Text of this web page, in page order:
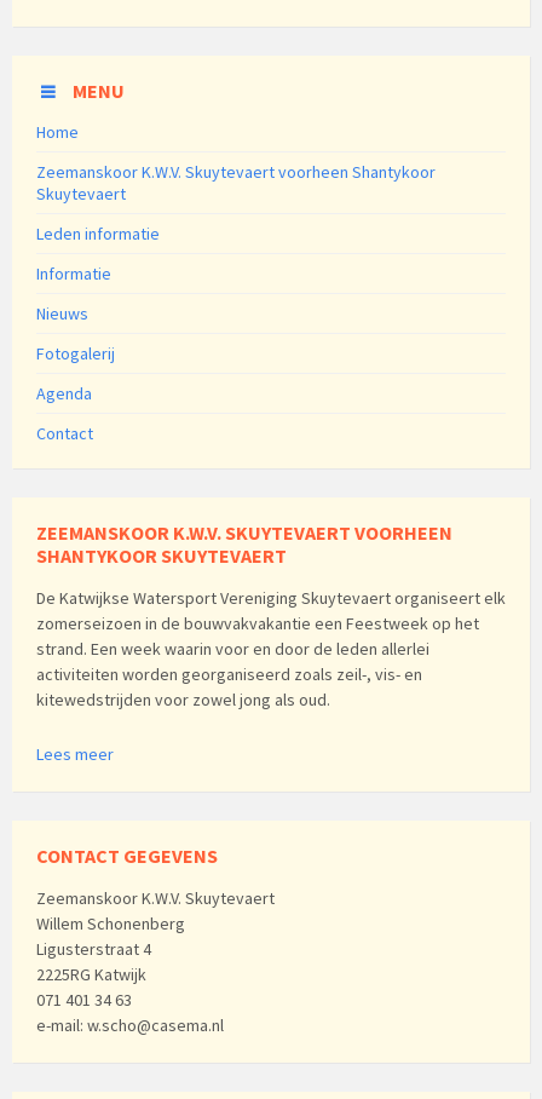
MENU
Home
Zeemanskoor K.W.V. Skuytevaert voorheen Shantykoor
Skuytevaert
Leden informatie
Informatie
Nieuws
Fotogalerij
Agenda
Contact
ZEEMANSKOOR K.W.V. SKUYTEVAERT VOORHEEN
SHANTYKOOR SKUYTEVAERT
De Katwijkse Watersport Vereniging Skuytevaert organiseert elk
zomerseizoen in de bouwvakvakantie een Feestweek op het
strand. Een week waarin voor en door de leden allerlei
activiteiten worden georganiseerd zoals zeil-, vis- en
kitewedstrijden voor zowel jong als oud.
Lees meer
CONTACT GEGEVENS
Zeemanskoor K.W.V. Skuytevaert
Willem Schonenberg
Ligusterstraat 4
2225RG Katwijk
071 401 34 63
e-mail: w.scho@casema.nl